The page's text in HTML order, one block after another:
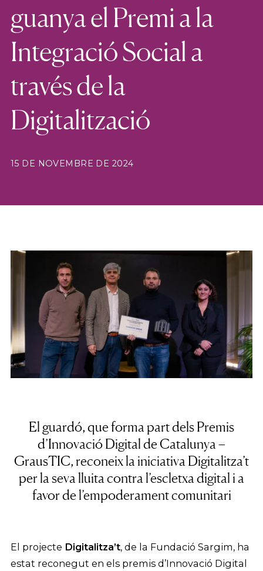
guanya el Premi a la
Integració Social a
través de la
Digitalització
15 DE NOVEMBRE DE 2024
El guardó, que forma part dels Premis
d’Innovació Digital de Catalunya –
GrausTIC, reconeix la iniciativa Digitalitza’t
per la seva lluita contra l’escletxa digital i a
favor de l’empoderament comunitari
El projecte Digitalitza’t, de la Fundació Sargim, ha
estat reconegut en els premis d’Innovació Digital